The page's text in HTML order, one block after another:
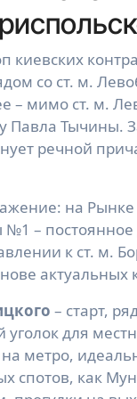
киевских
со ст. м.
– мимо ст. м.
Павла Тычины.
речной
на Рынке
–
к ст. м.
актуальных
– старт,
уголок для
метро,
спотов, как